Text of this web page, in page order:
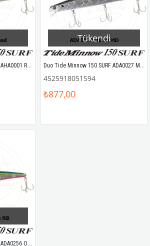
Duo Tide Minnow 150 SURF AHA0001 Red Head
Tükendi
Duo Tide Minnow 150 SURF ADA0027 Mullet HD
4525918051594
₺877,00
Duo Tide Minnow 150 SURF ADA0256 Okinawa RB